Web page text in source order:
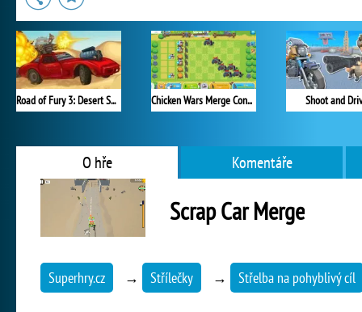
Road of Fury 3: Desert Strike Chicken Wars Merge Connect Shoot and
O hře Komentáře
Scrap Car Merge
Superhry.cz → Střílečky → Střelba na pohyblivý cíl